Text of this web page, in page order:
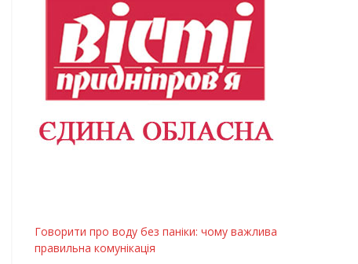
Говорити про воду без паніки: чому важлива
правильна комунікація